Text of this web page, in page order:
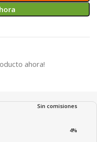
ahora!
Sin comisiones
4%